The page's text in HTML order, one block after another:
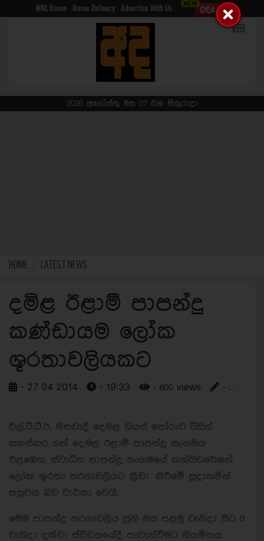
WNL Home Home Delivery Advertise With Us
2026 අගෝස්තු මස 07 වන සිකුරාදා
HOME LATEST NEWS
දමිළ ඊළාම් පාපන්දු
කණ්ඩායම ලෝක
ශූරතාවලියකට
- 27 04 2014 - 19:33 - 600 views - . .
එල්.ටී.ටී.ඊ. හිතවාදී දෙමළ ඩයස් පෝරාව විසින්
සකස්කර ගත් දෙමළ ඊළාම් පාපන්දු සංගමය
එළඹෙන, ස්වාධීන පාපන්දු සංගමයේ කන්ෆිඩරේෂන්
ලෝක ශූරතා තරගාවලියට ක්‍රීඩා කිරීමේ සූදානමින්
පසුවන බව වාර්තා වෙයි.
මෙම පාපන්දු තරගාවලිය ජූනි මස පළමු වැනිදා සිට 8
වැනිදා දක්වා ස්වීඩනයේදී පැවැත්වීමට නියමිතය.